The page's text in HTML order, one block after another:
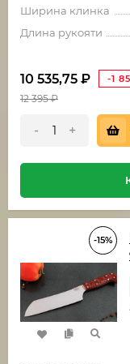
Ширина клинка
Длина рукояти
10 535,75 ₽ -1
12 395₽
- +
-15%